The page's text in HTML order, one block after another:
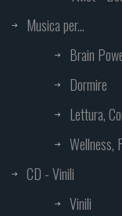
Musica per...
Brain
Dormire
Lettura,
Wellness,
CD - Vinili
Vinili